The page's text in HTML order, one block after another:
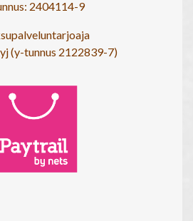
2404114-9
(y-tunnus 2122839-7)